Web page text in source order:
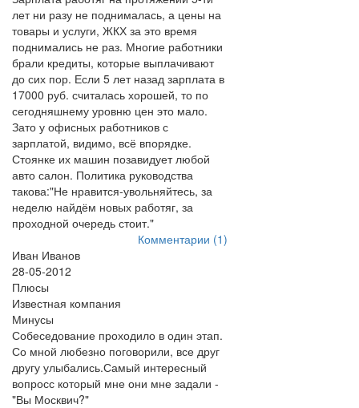
лет ни разу не поднималась, а цены на
товары и услуги, ЖКХ за это время
поднимались не раз. Многие работники
брали кредиты, которые выплачивают
до сих пор. Если 5 лет назад зарплата в
17000 руб. считалась хорошей, то по
сегодняшнему уровню цен это мало.
Зато у офисных работников с
зарплатой, видимо, всё впорядке.
Стоянке их машин позавидует любой
авто салон. Политика руководства
такова:"Не нравится-увольняйтесь, за
неделю найдём новых работяг, за
проходной очередь стоит."
Комментарии (1)
Иван Иванов
28-05-2012
Плюсы
Известная компания
Минусы
Собеседование проходило в один этап.
Со мной любезно поговорили, все друг
другу улыбались.Самый интересный
вопросс который мне они мне задали -
"Вы Москвич?"